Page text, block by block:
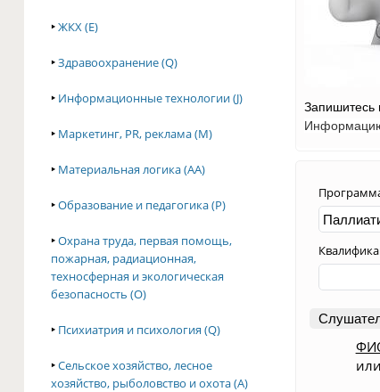
‣ЖКХ (E)
‣Здравоохранение (Q)
‣ Информационные технологии (J)
‣ Маркетинг, PR, реклама (M)
‣ Материальная логика (AA)
‣Образование и педагогика (P)
‣Охрана труда, первая помощь,
пожарная, радиационная,
техносферная и экологическая
безопасность (O)
‣ Психиатрия и психология (Q)
‣Сельское хозяйство, лесное
хозяйство, рыболовство и охота (A)
Запишитесь
Информацию
или